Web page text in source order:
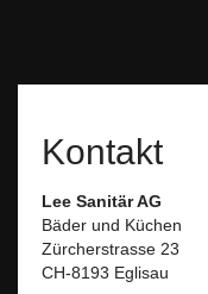
Kontakt
Lee Sanitär AG
Bäder und Küchen
Zürcherstrasse 23
CH-8193 Eglisau